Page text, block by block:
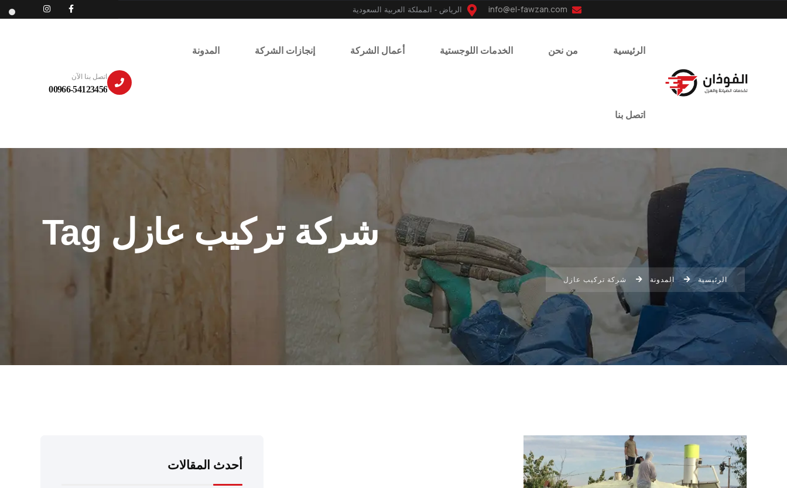
الرياض - المملكة العربية السعودية
الرئيسية من نحن الخدمات اللوجستية أعمال الشركة إنجازات الشركة المدونة
اتصل بنا
اتصل بنا الآن
00966-54123456
شركة تركيب عازل Tag
الرئيسية المدونة شركة تركيب عازل
أحدث المقالات